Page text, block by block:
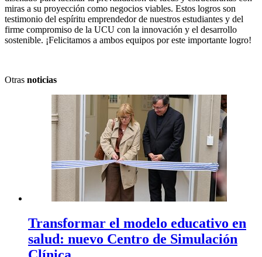
miras a su proyección como negocios viables. Estos logros son
testimonio del espíritu emprendedor de nuestros estudiantes y del
firme compromiso de la UCU con la innovación y el desarrollo
sostenible. ¡Felicitamos a ambos equipos por este importante logro!
Otras noticias
Transformar el modelo educativo en
salud: nuevo Centro de Simulación